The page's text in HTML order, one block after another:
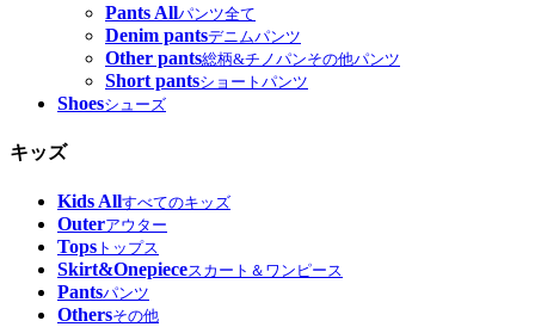
Pants Allパンツ全て
Denim pantsデニムパンツ
Other pants総柄&チノパンその他パンツ
Short pantsショートパンツ
Shoesシューズ
キッズ
Kids Allすべてのキッズ
Outerアウター
Tops トップス
Skirt&Onepieceスカート＆ワンピース
Pantsパンツ
Othersその他